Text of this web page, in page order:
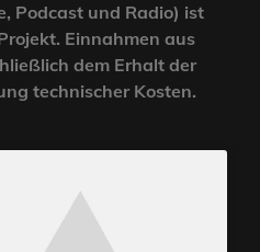
Podcast und Radio) ist
Einnahmen aus
dem Erhalt der
technischer Kosten.